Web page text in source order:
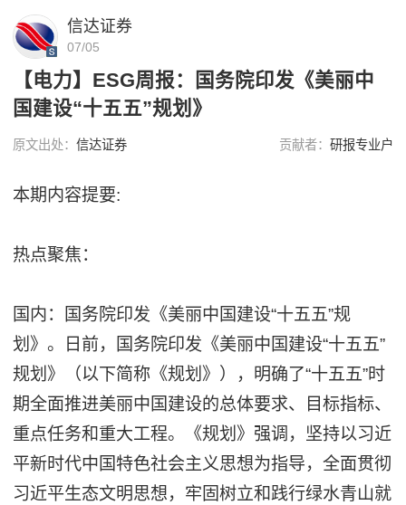
信达证券
07/05
【电力】ESG周报：国务院印发《美丽中
国建设“十五五”规划》
原文出处：信达证券 贡献者： 研报专业户
本期内容提要:
热点聚焦：
国内：国务院印发《美丽中国建设“十五五”规
划》。日前，国务院印发《美丽中国建设“十五五”
规划》（以下简称《规划》），明确了“十五五”时
期全面推进美丽中国建设的总体要求、目标指标、
重点任务和重大工程。《规划》强调，坚持以习近
平新时代中国特色社会主义思想为指导，全面贯彻
习近平生态文明思想，牢固树立和践行绿水青山就